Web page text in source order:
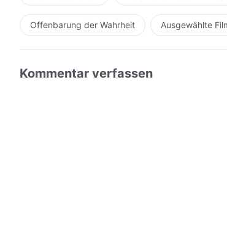
Offenbarung der Wahrheit Ausgewählte
Kommentar verfassen